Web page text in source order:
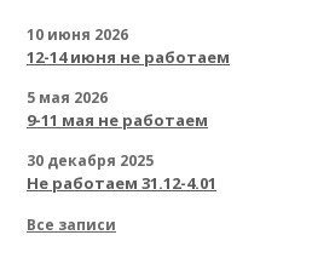
10 июня 2026
12-14 июня не работаем
5 мая 2026
9-11 мая не работаем
30 декабря 2025
Не работаем 31.12-4.01
Все записи